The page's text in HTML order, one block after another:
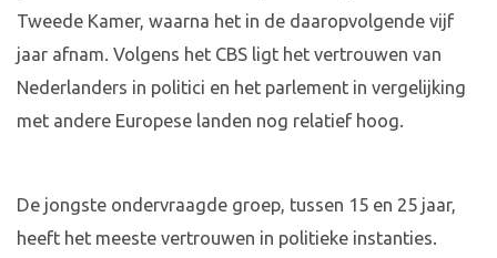
Tweede Kamer, waarna het in de daaropvolgende vijf
jaar afnam. Volgens het CBS ligt het vertrouwen van
Nederlanders in politici en het parlement in vergelijking
met andere Europese landen nog relatief hoog.
De jongste ondervraagde groep, tussen 15 en 25 jaar,
heeft het meeste vertrouwen in politieke instanties.